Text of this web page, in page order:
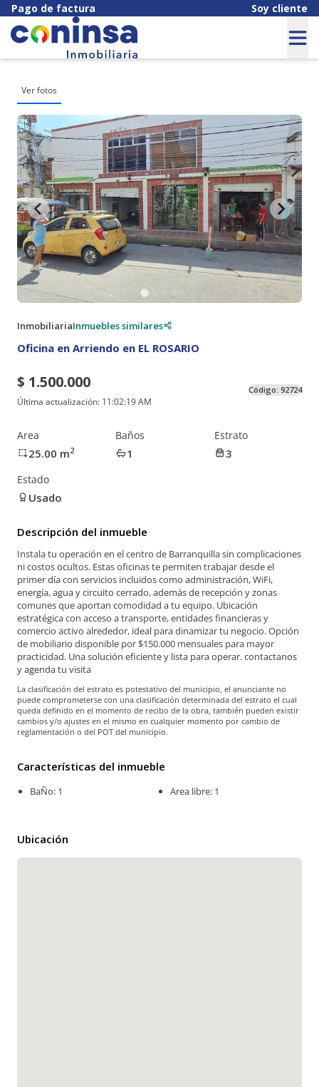
Pago de factura Soy cliente
Ver fotos
InmobiliariaInmuebles similares
Oficina en Arriendo en EL ROSARIO
$ 1.500.000
Última actualización: 11:02:19 AM
Código: 92724
Area
25.00 m2
Baños
1
Estrato
3
Estado
Usado
Descripción del inmueble
Instala tu operación en el centro de Barranquilla sin complicaciones
ni costos ocultos. Estas oficinas te permiten trabajar desde el
primer día con servicios incluidos como administración, WiFi,
energía, agua y circuito cerrado, además de recepción y zonas
comunes que aportan comodidad a tu equipo. Ubicación
estratégica con acceso a transporte, entidades financieras y
comercio activo alrededor, ideal para dinamizar tu negocio. Opción
de mobiliario disponible por $150.000 mensuales para mayor
practicidad. Una solución eficiente y lista para operar. contactanos
y agenda tu visita
La clasificación del estrato es potestativo del municipio, el anunciante no
puede comprometerse con una clasificación determinada del estrato el cual
queda definido en el momento de recibo de la obra, también pueden existir
cambios y/o ajustes en el mismo en cualquier momento por cambio de
reglamentación o del POT del municipio.
Características del inmueble
BaÑo: 1 Area libre: 1
Ubicación